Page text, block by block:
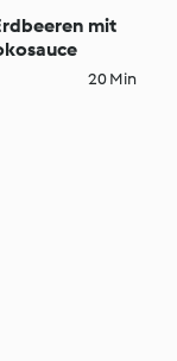
mit
20 Min